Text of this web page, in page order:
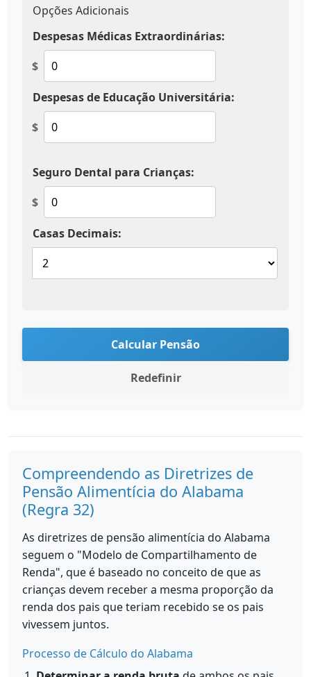
Opções Adicionais
Despesas Médicas Extraordinárias:
$
Despesas de Educação Universitária:
$
Seguro Dental para Crianças:
$
Casas Decimais:
Calcular Pensão
Redefinir
Compreendendo as Diretrizes de
Pensão Alimentícia do Alabama
(Regra 32)
As diretrizes de pensão alimentícia do Alabama
seguem o "Modelo de Compartilhamento de
Renda", que é baseado no conceito de que as
crianças devem receber a mesma proporção da
renda dos pais que teriam recebido se os pais
vivessem juntos.
Processo de Cálculo do Alabama